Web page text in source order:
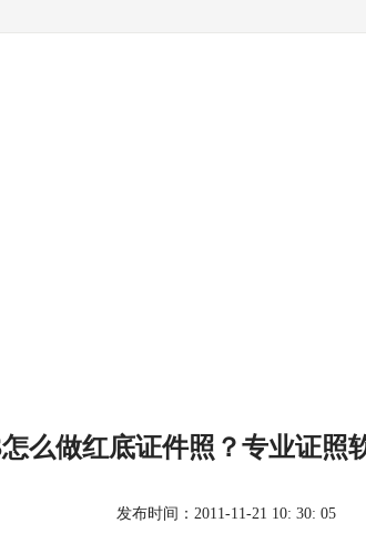
怎么做红底证件照？专业证照
发布时间：2011-11-21 10: 30: 05